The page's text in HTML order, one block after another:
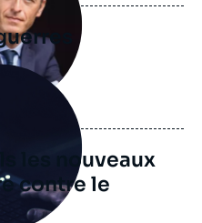
les nouveaux
contre le